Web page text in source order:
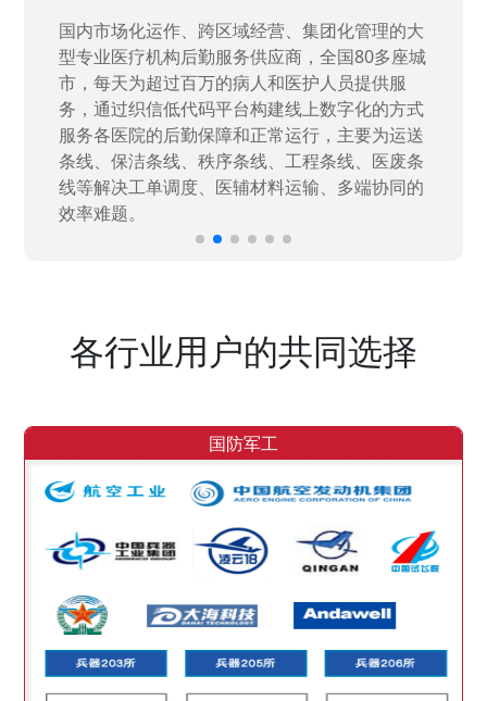
国家“一五”期间156个重点项目之一。属于国家
高新技术企业，在信息化升级建设中，存在大
量“小、散、碎”的信息化需求，需要投入大量人
力资源进行开发，通过引入织信低代码平台，解
决当下遇到的各类业务难题，提升整体的IT研发
效率。
各行业用户的共同选择
国防军工